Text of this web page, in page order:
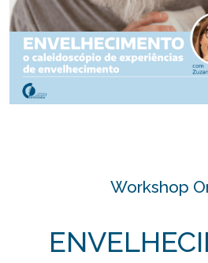
Workshop